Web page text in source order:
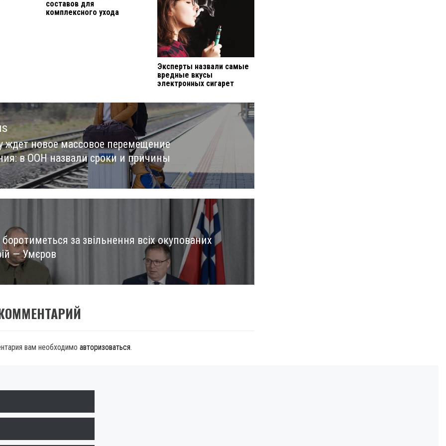
составов для
комплексного ухода
Эксперты назвали самые
вредные вкусы
электронных сигарет
ждет новое массовое перемещение
в ООН назвали сроки и причины
боротиметься за звільнення всіх окупованих
— Умєров
вам необходимо авторизоваться.